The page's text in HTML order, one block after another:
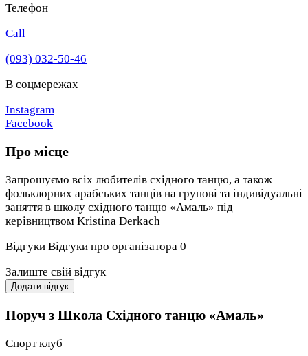
Телефон
Call
(093) 032-50-46
В соцмережах
Instagram
Facebook
Про місце
Запрошуємо всіх любителів східного танцю, а також
фольклорних арабських танців на групові та індивідуальні
заняття в школу східного танцю «Амаль» під
керівництвом Kristina Derkach
Відгуки Відгуки про організатора 0
Залиште свій відгук
Додати відгук
Поруч з Школа Східного танцю «Амаль»
Спорт клуб